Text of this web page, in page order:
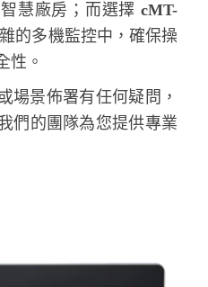
慧廠房；而選擇 cMT-
的多機監控中，確保操
性。
場景佈署有任何疑問，
們的團隊為您提供專業